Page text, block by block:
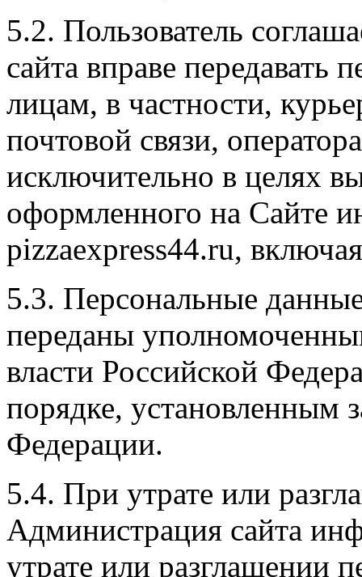
5.2. Пользователь
сайта вправе передавать
лицам, в частности,
почтовой связи,
исключительно в целях
оформленного на Сайте
pizzaexpress44.ru,
5.3. Персональные
переданы
власти Российской
порядке, установленным
Федерации.
5.4. При утрате или
Администрация сайта
утрате или разглашении